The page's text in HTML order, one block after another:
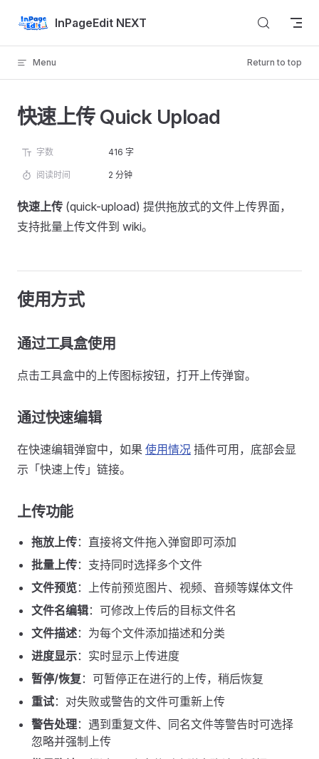
Skip to contentInPageEdit NEXT
Menu Return to top
快速上传 Quick Upload
字数 416 字
阅读时间 2 分钟
快速上传 (quick-upload) 提供拖放式的文件上传界面，
支持批量上传文件到 wiki。
使用方式
通过工具盒使用
点击工具盒中的上传图标按钮，打开上传弹窗。
通过快速编辑
在快速编辑弹窗中，如果 使用情况 插件可用，底部会显
示「快速上传」链接。
上传功能
拖放上传：直接将文件拖入弹窗即可添加
批量上传：支持同时选择多个文件
文件预览：上传前预览图片、视频、音频等媒体文件
文件名编辑：可修改上传后的目标文件名
文件描述：为每个文件添加描述和分类
进度显示：实时显示上传进度
暂停/恢复 ：可暂停正在进行的上传，稍后恢复
重试：对失败或警告的文件可重新上传
警告处理：遇到重复文件、同名文件等警告时可选择
忽略并强制上传